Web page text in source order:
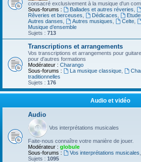
consacré exclusivement à la musique d'un
Sous-forums :
Ballades et autres réveries
Rêveries et berceuses
Dédicaces
Autres danses
Autres musiques Celte,
Musique d’ensemble
Sujets : 713
Transcriptions et arrangements
Vos transcriptions et arrangements pour
pour d'autres formations
Modérateur : Charango
Sous-forums :
La musique classique,
traditionnelles
Sujets : 176
Audio et vidéo
Audio
Vos interprétations musicales
Faite-nous connaître votre manière de jouer.
Modérateur : globule
Sous-forums :
Vos interprétations musicales
Sujets : 1095